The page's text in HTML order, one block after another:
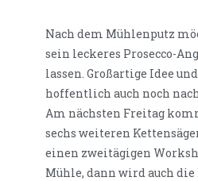
Nach dem Mühlenputz
sein leckeres Prosecco-
lassen. Großartige Idee
hoffentlich auch noch
Am nächsten Freitag
sechs weiteren
einen zweitägigen
Mühle, dann wird auch